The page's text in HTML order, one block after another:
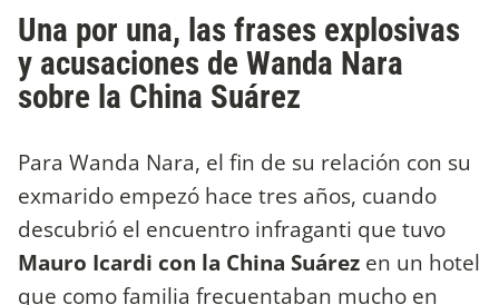
Una por una, las frases explosivas
y acusaciones de Wanda Nara
sobre la China Suárez
Para Wanda Nara, el fin de su relación con su
exmarido empezó hace tres años, cuando
descubrió el encuentro infraganti que tuvo
Mauro Icardi con la China Suárez en un hotel
que como familia frecuentaban mucho en